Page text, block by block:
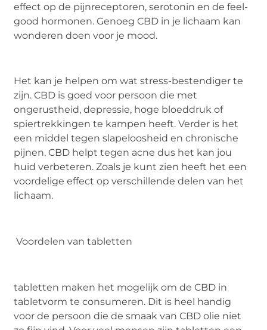
effect op de pijnreceptoren, serotonin en de feel-
good hormonen. Genoeg CBD in je lichaam kan
wonderen doen voor je mood.
Het kan je helpen om wat stress-bestendiger te
zijn. CBD is goed voor persoon die met
ongerustheid, depressie, hoge bloeddruk of
spiertrekkingen te kampen heeft. Verder is het
een middel tegen slapeloosheid en chronische
pijnen. CBD helpt tegen acne dus het kan jou
huid verbeteren. Zoals je kunt zien heeft het een
voordelige effect op verschillende delen van het
lichaam.
Voordelen van tabletten
tabletten maken het mogelijk om de CBD in
tabletvorm te consumeren. Dit is heel handig
voor de persoon die de smaak van CBD olie niet